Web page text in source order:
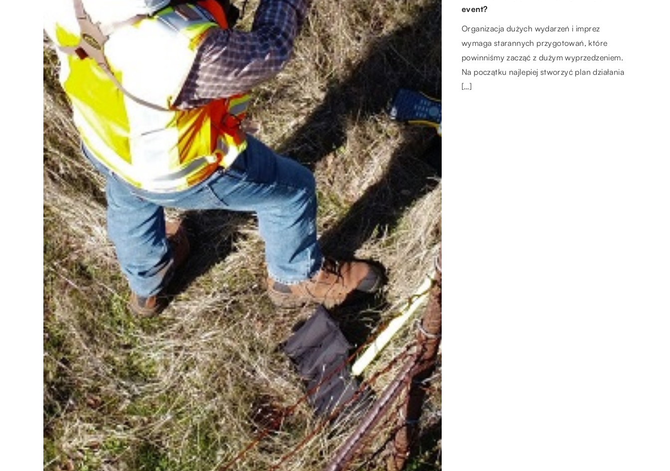
Wesele jest bardzo ważnym wydarzeniem nie
tylko dla Młodej Pary, ale również dla
najbliższych osób. Taka uroczystość wymaga
więc odpowiedniego […]
event?
Organizacja dużych wydarzeń i imprez
wymaga starannych przygotowań, które
powinniśmy zacząć z dużym wyprzedzeniem.
Na początku najlepiej stworzyć plan działania
[…]
opakowania foliowe?
Opakowania z tworzyw sztucznych są
stosowane w wielu branżach, w tym w
przemyśle spożywczym i napojów, przemyśle
motoryzacyjnym, przemyśle chemicznym, […]